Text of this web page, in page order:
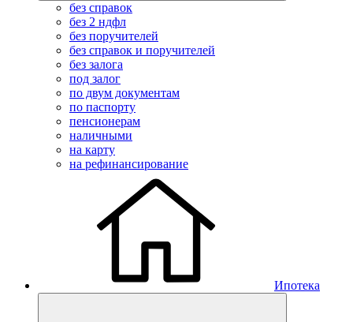
без справок
без 2 ндфл
без поручителей
без справок и поручителей
без залога
под залог
по двум документам
по паспорту
пенсионерам
наличными
на карту
на рефинансирование
Ипотека